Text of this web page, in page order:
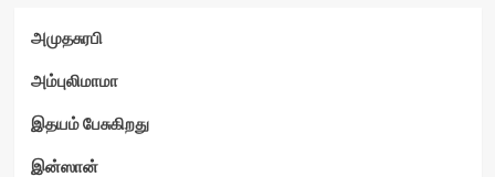
அமுதசுரபி
அம்புலிமாமா
இதயம் பேசுகிறது
இன்ஸான்